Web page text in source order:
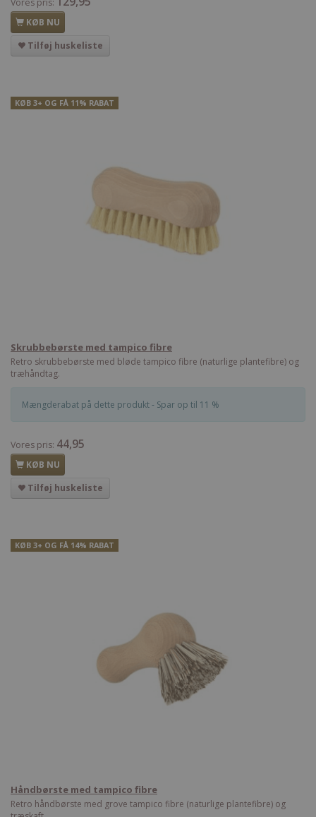
Vores pris:
KØB NU
Tilføj huskeliste
KØB 3+ OG FÅ 11% RABAT
Skrubbebørste med tampico fibre
Retro skrubbebørste med bløde tampico fibre (naturlige plantefibre) og
træhåndtag.
Mængderabat på dette produkt - Spar op til 11 %
Vores pris: 44,95
KØB NU
Tilføj huskeliste
KØB 3+ OG FÅ 14% RABAT
Håndbørste med tampico fibre
Retro håndbørste med grove tampico fibre (naturlige plantefibre) og